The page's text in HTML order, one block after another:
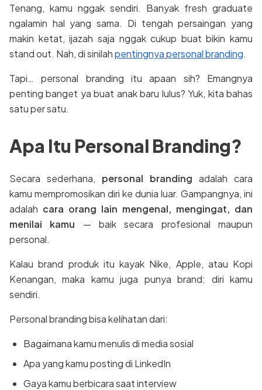
Tenang, kamu nggak sendiri. Banyak fresh graduate
ngalamin hal yang sama. Di tengah persaingan yang
makin ketat, ijazah saja nggak cukup buat bikin kamu
stand out. Nah, di sinilahpentingnya personal branding.
Tapi… personal branding itu apaan sih? Emangnya
penting banget ya buat anak baru lulus? Yuk, kita bahas
satu per satu.
Apa Itu Personal Branding?
Secara sederhana, personal branding adalah cara
kamu mempromosikan diri ke dunia luar. Gampangnya, ini
adalah cara orang lain mengenal, mengingat, dan
menilai kamu — baik secara profesional maupun
personal.
Kalau brand produk itu kayak Nike, Apple, atau Kopi
Kenangan, maka kamu juga punya brand: diri kamu
sendiri.
Personal branding bisa kelihatan dari:
Bagaimana kamu menulis di media sosial
Apa yang kamu posting di LinkedIn
Gaya kamu berbicara saat interview